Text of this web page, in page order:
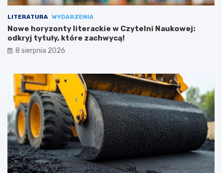
LITERATURA WYDARZENIA
Nowe horyzonty literackie w Czytelni Naukowej:
odkryj tytuły, które zachwycą!
8 sierpnia 2026